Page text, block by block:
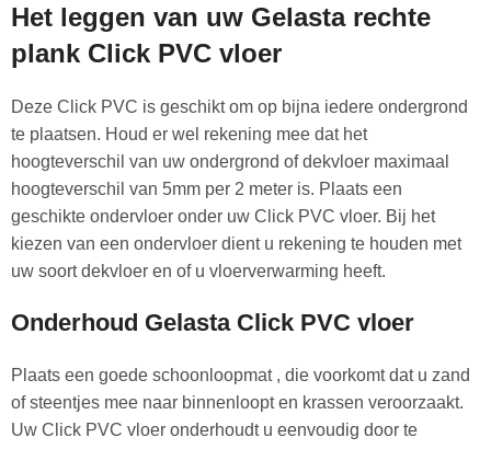
Het leggen van uw Gelasta rechte
plank Click PVC vloer
Deze Click PVC is geschikt om op bijna iedere ondergrond
te plaatsen. Houd er wel rekening mee dat het
hoogteverschil van uw ondergrond of dekvloer maximaal
hoogteverschil van 5mm per 2 meter is. Plaats een
geschikte ondervloer onder uw Click PVC vloer. Bij het
kiezen van een ondervloer dient u rekening te houden met
uw soort dekvloer en of u vloerverwarming heeft.
Onderhoud Gelasta Click PVC vloer
Plaats een goede schoonloopmat , die voorkomt dat u zand
of steentjes mee naar binnenloopt en krassen veroorzaakt.
Uw Click PVC vloer onderhoudt u eenvoudig door te